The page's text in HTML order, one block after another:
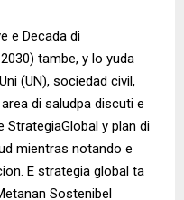
e Decada di
tambe, y lo yuda
(UN), sociedad civil,
di saludpa discuti e
y plan di
mientras notando e
E strategia global ta
Sostenibel